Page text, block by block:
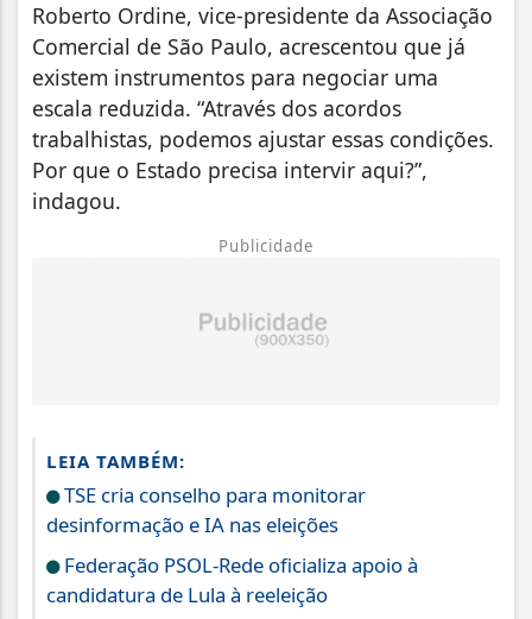
Roberto Ordine, vice-presidente da Associação
Comercial de São Paulo, acrescentou que já
existem instrumentos para negociar uma
escala reduzida. “Através dos acordos
trabalhistas, podemos ajustar essas condições.
Por que o Estado precisa intervir aqui?”,
indagou.
Publicidade
LEIA TAMBÉM:
TSE cria conselho para monitorar
desinformação e IA nas eleições
Federação PSOL-Rede oficializa apoio à
candidatura de Lula à reeleição